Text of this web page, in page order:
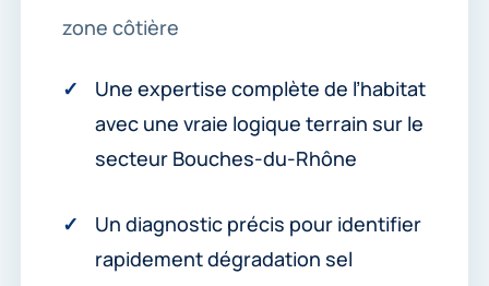
zone côtière
Une expertise complète de l’habitat
avec une vraie logique terrain sur le
secteur Bouches-du-Rhône
Un diagnostic précis pour identifier
rapidement dégradation sel